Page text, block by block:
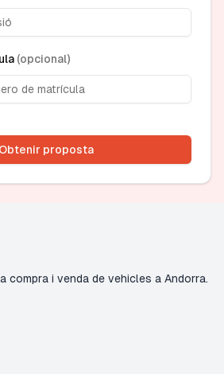
(opcional)
Obtenir proposta
compra i venda de vehicles a Andorra.